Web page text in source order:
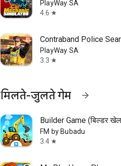
PlayWay SA
4.6 star
Contraband Police
PlayWay SA
3.3 star
मिलते-जुलते गेम arrow_forward
Builder Game (बिल्डर
FM by Bubadu
3.4 star